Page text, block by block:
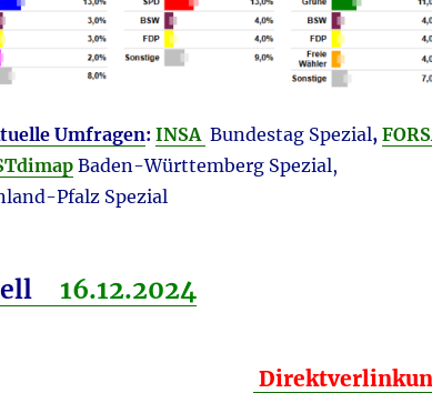
Umfragen: INSA Bundestag Spezial,
Baden-Württemberg Spezial,
Pfalz Spezial
16.12.2024